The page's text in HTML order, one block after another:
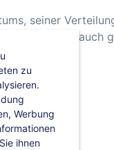
seiner
für uns wie
zu
Werbung
ihnen